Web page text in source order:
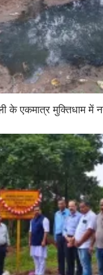
के एकमात्र मुक्तिधाम में